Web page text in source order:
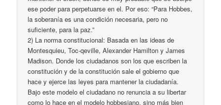
ese poder para perpetuarse en el. Por eso: “Para Hobbes,
la soberanía es una condición necesaria, pero no
suficiente, para la paz.”
2) La norma constitucional: Basada en las ideas de
Montesquieu, Toc-qeville, Alexander Hamilton y James
Madison. Donde los ciudadanos son los que escriben la
constitución y de la constitución sale el gobierno que
hace y ejerce las leyes para mantener la ciudadanía.
Bajo este modelo el ciudadano no renuncia a su libertar
como lo hace en el modelo hobbesiano, sino más bien